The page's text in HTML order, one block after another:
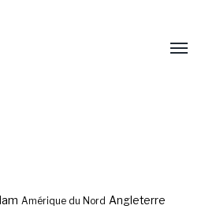
Amérique du Nord Angleterre